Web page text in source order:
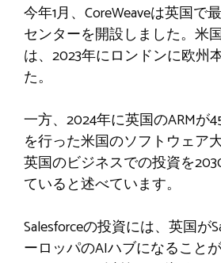
今年1月、CoreWeaveは英国で
センターを開設しました。米
は、2023年にロンドンに欧州
た。
一方、2024年に英国のARMが
を行った米国のソフトウェア大
英国のビジネスでの投資を
ていると述べています。
Salesforceの投資には、英国が
ーロッパのAIハブになること